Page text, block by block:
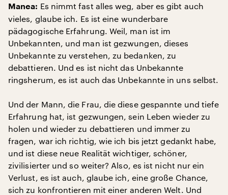
Manea: Es nimmt fast alles weg, aber es gibt auch
vieles, glaube ich. Es ist eine wunderbare
pädagogische Erfahrung. Weil, man ist im
Unbekannten, und man ist gezwungen, dieses
Unbekannte zu verstehen, zu bedanken, zu
debattieren. Und es ist nicht das Unbekannte
ringsherum, es ist auch das Unbekannte in uns selbst.
Und der Mann, die Frau, die diese gespannte und tiefe
Erfahrung hat, ist gezwungen, sein Leben wieder zu
holen und wieder zu debattieren und immer zu
fragen, war ich richtig, wie ich bis jetzt gedankt habe,
und ist diese neue Realität wichtiger, schöner,
zivilisierter und so weiter? Also, es ist nicht nur ein
Verlust, es ist auch, glaube ich, eine große Chance,
sich zu konfrontieren mit einer anderen Welt. Und